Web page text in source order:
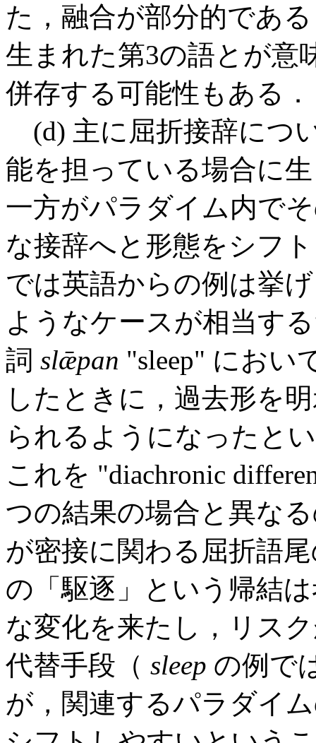
た，融合が部分的であ
生まれた第3の語とが意
併存する可能性もある．
(d) 主に屈折接辞につ
能を担っている場合に
一方がパラダイム内で
な接辞へと形態をシフ
では英語からの例は挙
ようなケースが相当す
詞 slǣpan "sleep" におい
したときに，過去形を
られるようになったと
これを "diachronic
つの結果の場合と異な
が密接に関わる屈折語尾
の「駆逐」という帰結
な変化を来たし，リス
代替手段（ sleep の例で
が，関連するパラダイ